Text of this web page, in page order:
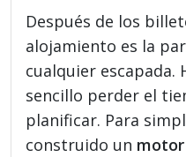
Después de los
alojamiento es la
cualquier escapada.
sencillo perder el
planificar. Para
construido un